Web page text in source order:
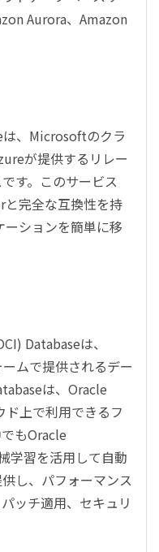
Aurora、Amazon
、Microsoftのクラ
が提供するリレー
す。このサービス
と完全な互換性を持
ーションを簡単に移
Databaseは、
ムで提供されるデー
は、Oracle
上で利用できるフ
もOracle
学習を活用して自動
し、パフォーマンス
ッチ適用、セキュリ